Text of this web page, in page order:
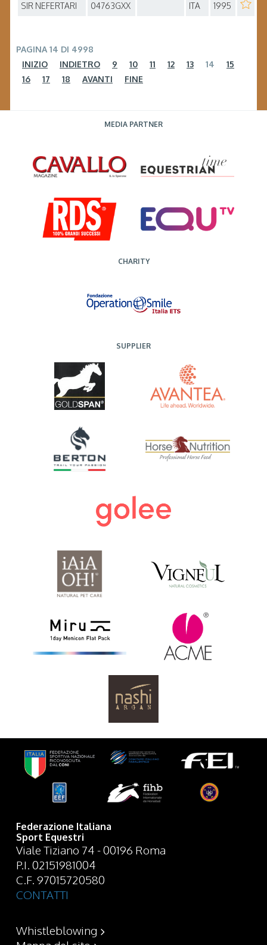
SIR NEFERTARI 04763GXX ITA 1995
PAGINA 14 DI 4998
INIZIO
INDIETRO 9 10 11 12 13 14
15
16
17 18 AVANTI FINE
MEDIA PARTNER
CHARITY
SUPPLIER
Federazione Italiana
Sport Equestri
Viale Tiziano 74 - 00196 Roma
P.I. 02151981004
C.F. 97015720580
CONTATTI
Whistleblowing